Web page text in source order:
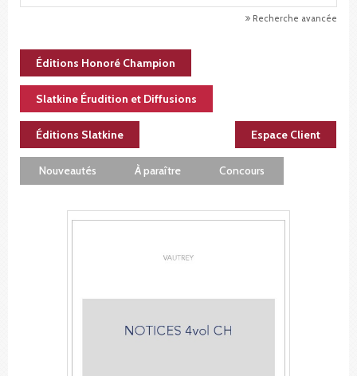
Recherche avancée
Éditions Honoré Champion
Slatkine Érudition et Diffusions
Éditions Slatkine Espace Client
Nouveautés À paraître Concours